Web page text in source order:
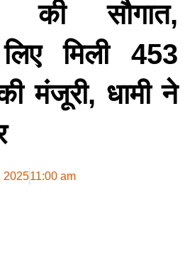
की सौगात,
मिली 453
मंजूरी, धामी ने
202511:00 am